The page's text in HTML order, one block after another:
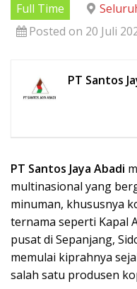
Full Time
Posted on 20 Juli
PT Santos
PT Santos Jaya Abadi
multinasional yang
minuman, khususnya
ternama seperti Kapal
pusat di Sepanjang,
memulai kiprahnya
salah satu produsen